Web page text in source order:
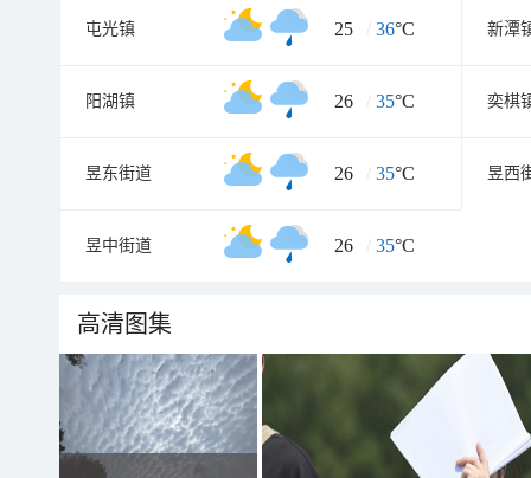
屯光镇 25 / 36°C 新潭
阳湖镇 26 / 35°C 奕棋
昱东街道 26 / 35°C 昱西
昱中街道 26 / 35°C
高清图集